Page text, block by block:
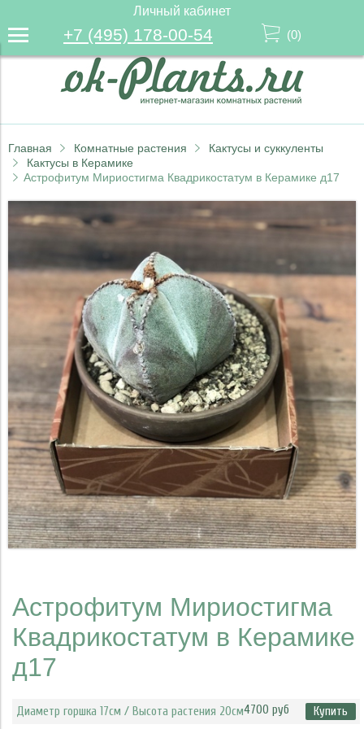
Личный кабинет
+7 (495) 178-00-54 (0)
Главная Комнатные растения
Кактусы и суккуленты
Кактусы в Керамике
Астрофитум Мириостигма Квадрикостатум в Керамике д17
Астрофитум Мириостигма
Квадрикостатум в Керамике
д17
Диаметр горшка 17см / Высота растения 20см4700 руб Купить